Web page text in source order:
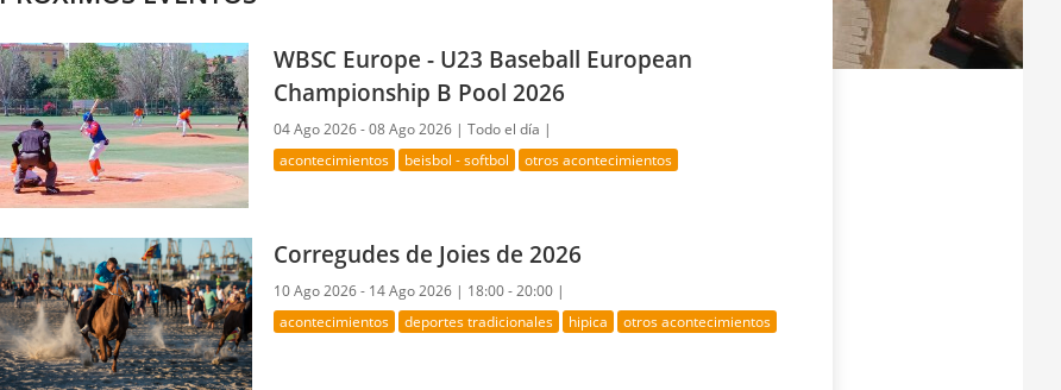
WBSC Europe - U23 Baseball European
Championship B Pool 2026
04 Ago 2026 - 08 Ago 2026 |Todo el día |
acontecimientos beisbol - softbol otros acontecimientos
Corregudes de Joies de 2026
10 Ago 2026 - 14 Ago 2026 | 18:00 - 20:00 |
acontecimientos deportes tradicionales hipica otros acontecimientos